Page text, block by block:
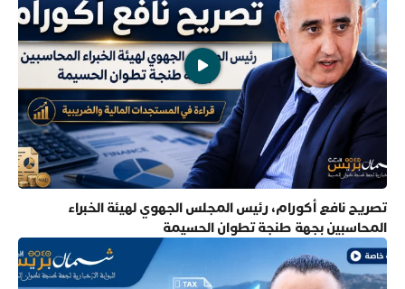
تصريح نافع أكورام، رئيس المجلس الجهوي لهيئة الخبراء
المحاسبين بجهة طنجة تطوان الحسيمة